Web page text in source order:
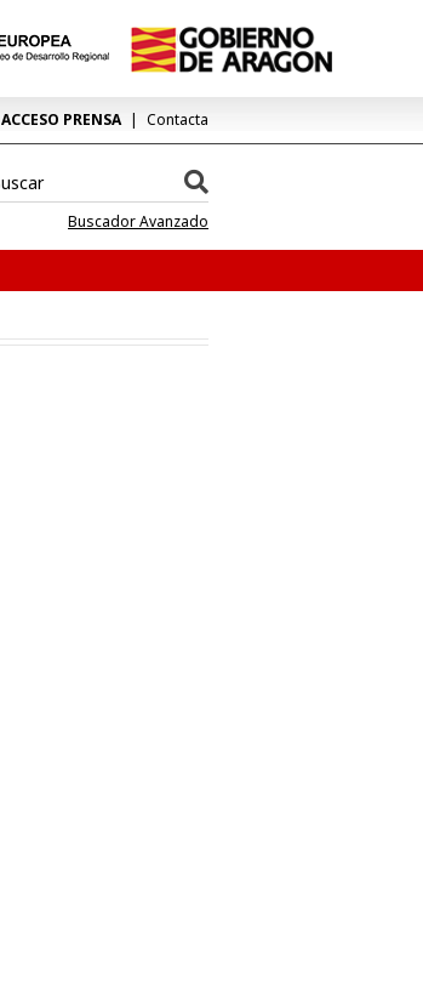
ACCESO PRENSA Contacta
Buscador Avanzado